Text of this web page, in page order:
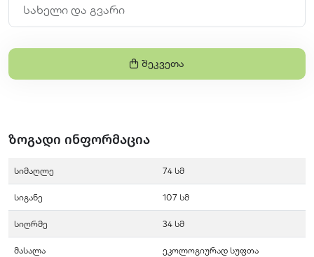
Შეკვეთა
ზოგადი ინფორმაცია
სიმაღლე 74 სმ
სიგანე 107 სმ
სიღრმე 34 სმ
მასალა
ეკოლოგიურად სუფთა